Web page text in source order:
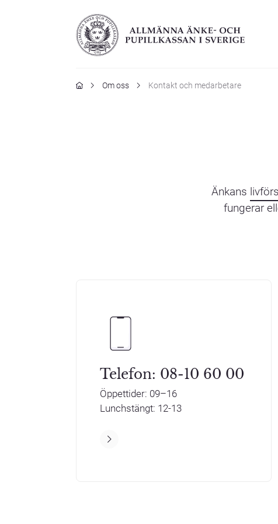
Hem Om oss Kontakt och medarbetare
Änkans
fungerar
Telefon: 08-10 60 00
Öppettider: 09–16
Lunchstängt: 12-13